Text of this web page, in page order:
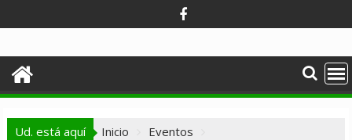
al
Ud. está aquí Inicio
Eventos